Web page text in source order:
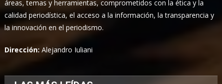
áreas, temas y herramientas, comprometidos con la ética y la
calidad periodística, el acceso a la información, la transparencia y
la innovación en el periodismo.
Dirección:Alejandro Iuliani